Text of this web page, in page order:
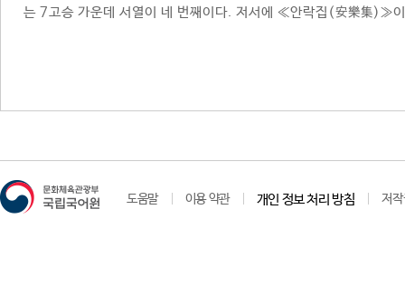
는 7고승 가운데 서열이 네 번째이다. 저서에 ≪안락집(安樂集)≫
도움말 이용 약관 개인 정보 처리 방침 저